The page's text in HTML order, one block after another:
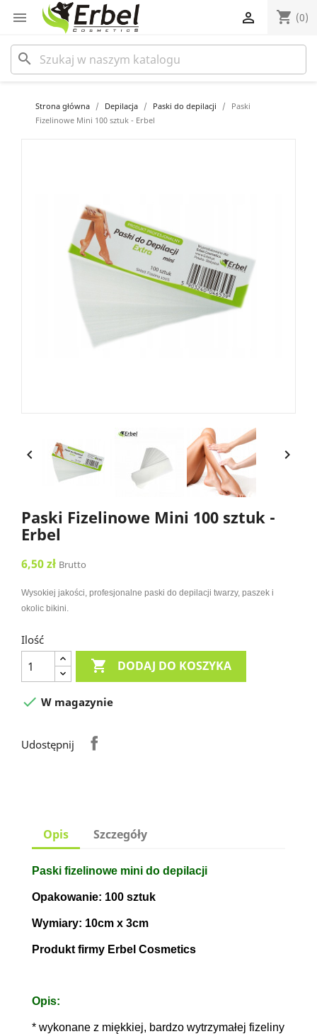
 shopping_cart (0)

search
Strona główna Depilacja Paski do depilacji
Paski
Fizelinowe Mini 100 sztuk - Erbel
 
Paski Fizelinowe Mini 100 sztuk -
Erbel
6,50 zł Brutto
Wysokiej jakości, profesjonalne paski do depilacji twarzy, paszek i
okolic bikini.
Ilość
 DODAJ DO KOSZYKA
 W magazynie
Udostępnij
Opis Szczegóły
Paski fizelinowe mini do depilacji
Opakowanie: 100 sztuk
Wymiary: 10cm x 3cm
Produkt firmy Erbel Cosmetics
Opis:
* wykonane z miękkiej, bardzo wytrzymałej fizeliny